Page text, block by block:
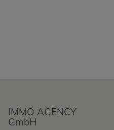
IMMO AGENCY
GmbH